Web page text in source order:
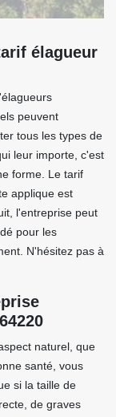
élagueur
peuvent
tous les types de
leur importe, c'est
forme. Le tarif
applique est
l'entreprise peut
pour les
N'hésitez pas à
naturel, que
santé, vous
si la taille de
de graves